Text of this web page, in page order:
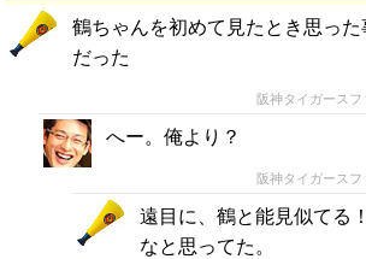
鶴ちゃんを初めて見たとき思った
だった
阪神タイガースフ
へー。俺より？
阪神タイガースフ
遠目に、鶴と能見似てる
なと思ってた。